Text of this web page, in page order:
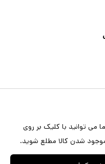
می توانید با کلیک بر روی
شدن کالا مطلع شوید.